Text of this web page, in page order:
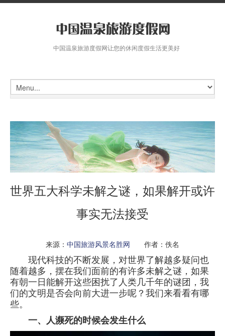
中国温泉旅游度假网让您的休闲度假生活更美好
世界五大科学未解之谜，如果解开或许
事实无法接受
来源： 中国旅游风景名胜网 作者：佚名
现代科技的不断发展，对世界了解越多疑问也
随着越多，摆在我们面前的有许多未解之谜，如果
有朝一日能解开这些困扰了人类几千年的谜团，我
们的文明是否会向前大进一步呢？我们来看看有哪
些。
一、人濒死的时候会发生什么